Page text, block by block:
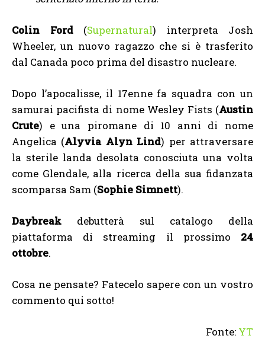
Colin Ford(Supernatural) interpreta Josh
Wheeler, un nuovo ragazzo che si è trasferito
dal Canada poco prima del disastro nucleare.
Dopo l’apocalisse, il 17enne fa squadra con un
samurai pacifista di nome Wesley Fists (Austin
Crute) e una piromane di 10 anni di nome
Angelica (Alyvia Alyn Lind) per attraversare
la sterile landa desolata conosciuta una volta
come Glendale, alla ricerca della sua fidanzata
scomparsa Sam (Sophie Simnett).
Daybreak debutterà sul catalogo della
piattaforma di streaming il prossimo 24
ottobre.
Cosa ne pensate? Fatecelo sapere con un vostro
commento qui sotto!
Fonte: YT